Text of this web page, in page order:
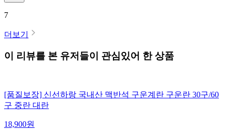
7
더보기
이 리뷰를 본 유저들이 관심있어 한 상품
[품질보장] 신선하랑 국내산 맥반석 구운계란 구운란 30구/60
구 중란 대란
18,900원